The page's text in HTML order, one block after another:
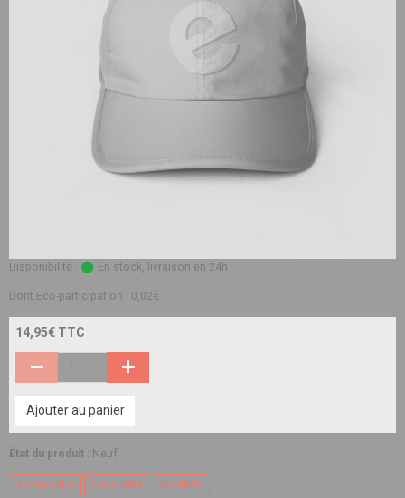
Disponibilité : En stock, livraison en 24h
Dont Eco-participation : 0,02€
14,95€ TTC
Ajouter au panier
État du produit : Neuf
accessoire casquette broderie